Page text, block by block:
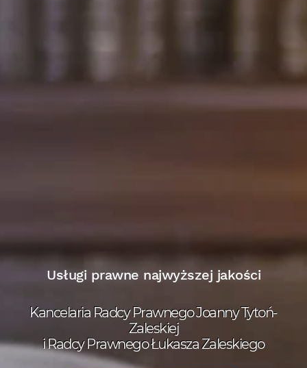
Usługi prawne najwyższej jakości
Kancelaria Radcy Prawnego Joanny Tytoń-
Zaleskiej
i Radcy Prawnego Łukasza Zaleskiego